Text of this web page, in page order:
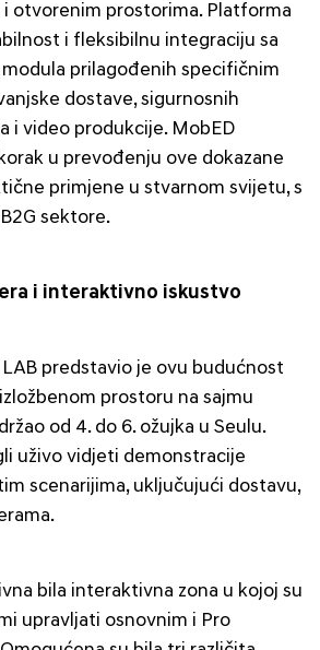
i otvorenim prostorima. Platforma
i fleksibilnu integraciju sa
prilagođenih specifičnim
dostave, sigurnosnih
i video produkcije. MobED
u prevođenju ove dokazane
primjene u stvarnom svijetu, s
sektore.
i interaktivno iskustvo
predstavio je ovu budućnost
prostoru na sajmu
od 4. do 6. ožujka u Seulu.
uživo vidjeti demonstracije
scenarijima, uključujući dostavu,
bila interaktivna zona u kojoj su
upravljati osnovnim i Pro